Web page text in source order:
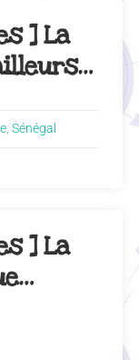
] La
, Sénégal
] La